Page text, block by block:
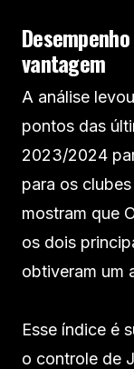
vantagem
A análise
pontos das
2023/2024
para os
mostram que
os dois
obtiveram um
Esse índice é
o controle de